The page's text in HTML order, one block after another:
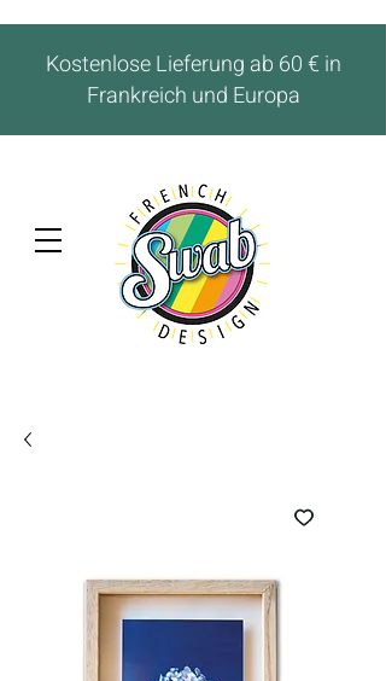
Kostenlose Lieferung ab 60 € in
Frankreich und Europa